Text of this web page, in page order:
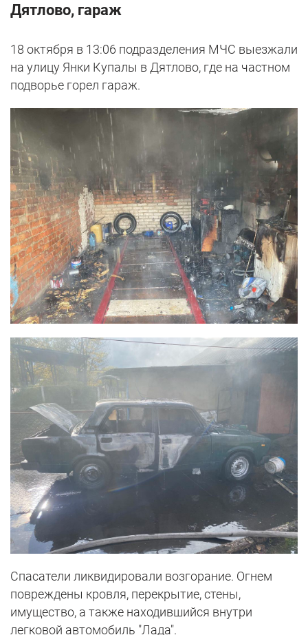
Дятлово, гараж
18 октября в 13:06 подразделения МЧС выезжали
на улицу Янки Купалы в Дятлово, где на частном
подворье горел гараж.
Спасатели ликвидировали возгорание. Огнем
повреждены кровля, перекрытие, стены,
имущество, а также находившийся внутри
легковой автомобиль "Лада".